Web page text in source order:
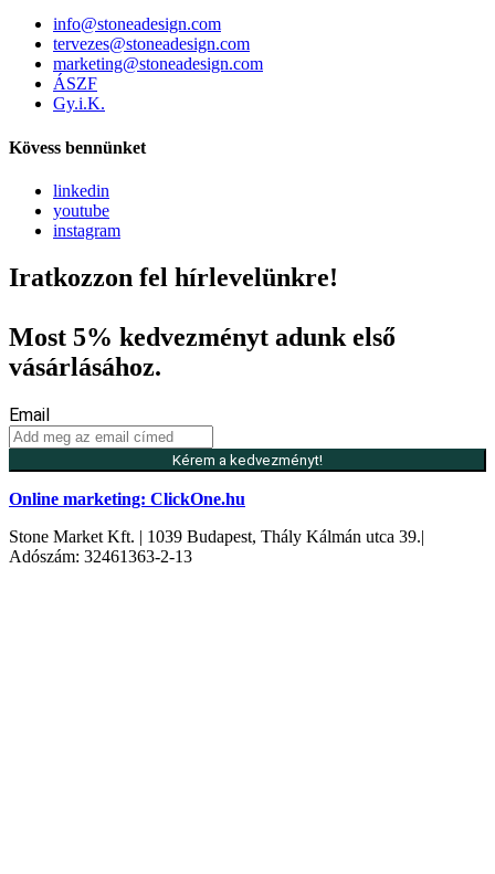
info@stoneadesign.com
tervezes@stoneadesign.com
marketing@stoneadesign.com
ÁSZF
Gy.i.K.
Kövess bennünket
linkedin
youtube
instagram
Iratkozzon fel hírlevelünkre!
Most 5% kedvezményt adunk első
vásárlásához.
Email
Kérem a kedvezményt!
Online marketing: ClickOne.hu
Stone Market Kft. | 1039 Budapest, Thály Kálmán utca 39.|
Adószám: 32461363-2-13